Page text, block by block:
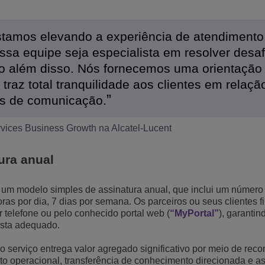
elevando a experiência de
equipe seja especialista em resolver
além disso. Nós fornecemos uma orientação
total tranquilidade aos clientes em
de comunicação.
Business Growth na Alcatel-Lucent
anual
modelo simples de assinatura anual, que inclui um
por dia, 7 dias por semana. Os parceiros ou seus clientes
telefone ou pelo conhecido portal web (“MyPortal”),
adequado.
serviço entrega valor agregado significativo por meio de
operacional, transferência de conhecimento direcionada e